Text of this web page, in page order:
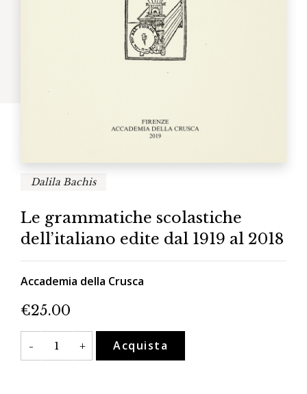
Dalila Bachis
Le grammatiche scolastiche
dell’italiano edite dal 1919 al 2018
Accademia della Crusca
€25.00
-
Le
grammatiche
scolastiche
+ Acquista